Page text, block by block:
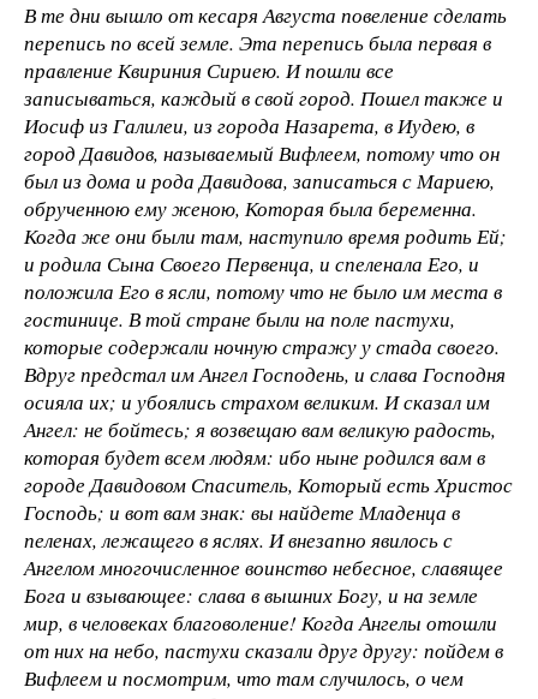
В те дни вышло от кесаря Августа повеление сделать
перепись по всей земле. Эта перепись была первая в
правление Квириния Сириею. И пошли все
записываться, каждый в свой город. Пошел также и
Иосиф из Галилеи, из города Назарета, в Иудею, в
город Давидов, называемый Вифлеем, потому что он
был из дома и рода Давидова, записаться с Мариею,
обрученною ему женою, Которая была беременна.
Когда же они были там, наступило время родить Ей;
и родила Сына Своего Первенца, и спеленала Его, и
положила Его в ясли, потому что не было им места в
гостинице. В той стране были на поле пастухи,
которые содержали ночную стражу у стада своего.
Вдруг предстал им Ангел Господень, и слава Господня
осияла их; и убоялись страхом великим. И сказал им
Ангел: не бойтесь; я возвещаю вам великую радость,
которая будет всем людям: ибо ныне родился вам в
городе Давидовом Спаситель, Который есть Христос
Господь; и вот вам знак: вы найдете Младенца в
пеленах, лежащего в яслях. И внезапно явилось с
Ангелом многочисленное воинство небесное, славящее
Бога и взывающее: слава в вышних Богу, и на земле
мир, в человеках благоволение! Когда Ангелы отошли
от них на небо, пастухи сказали друг другу: пойдем в
Вифлеем и посмотрим, что там случилось, о чем